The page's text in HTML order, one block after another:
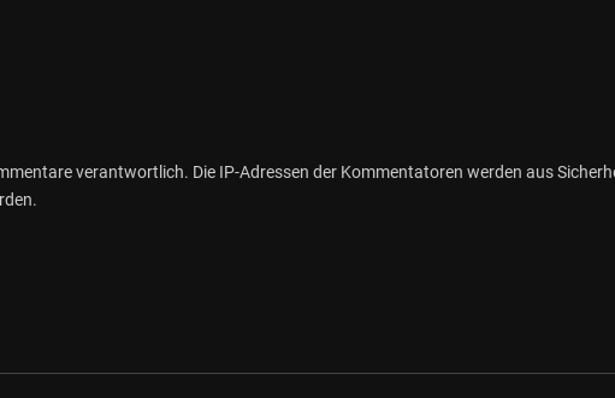
verantwortlich. Die IP-Adressen der Kommentatoren werden aus